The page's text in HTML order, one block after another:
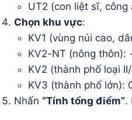
UT2 (con liệt sĩ,
Chọn khu vực:
KV1 (vùng núi cao,
KV2-NT (nông thôn):
KV2 (thành phố loại
KV3 (thành phố lớn):
Nhấn “Tính tổng điểm”.